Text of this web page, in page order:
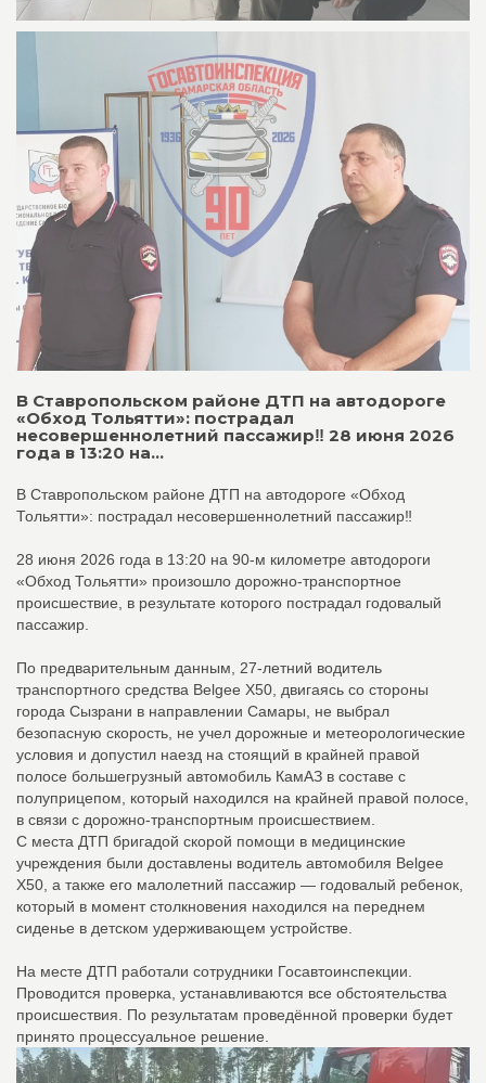
В Ставропольском районе ДТП на автодороге
«Обход Тольятти»: пострадал
несовершеннолетний пассажир‼️ 28 июня 2026
года в 13:20 на...
В Ставропольском районе ДТП на автодороге «Обход
Тольятти»: пострадал несовершеннолетний пассажир‼️
28 июня 2026 года в 13:20 на 90-м километре автодороги
«Обход Тольятти» произошло дорожно-транспортное
происшествие, в результате которого пострадал годовалый
пассажир.
По предварительным данным, 27-летний водитель
транспортного средства Belgee X50, двигаясь со стороны
города Сызрани в направлении Самары, не выбрал
безопасную скорость, не учел дорожные и метеорологические
условия и допустил наезд на стоящий в крайней правой
полосе большегрузный автомобиль КамАЗ в составе с
полуприцепом, который находился на крайней правой полосе,
в связи с дорожно-транспортным происшествием.
С места ДТП бригадой скорой помощи в медицинские
учреждения были доставлены водитель автомобиля Belgee
X50, а также его малолетний пассажир — годовалый ребенок,
который в момент столкновения находился на переднем
сиденье в детском удерживающем устройстве.
На месте ДТП работали сотрудники Госавтоинспекции.
Проводится проверка, устанавливаются все обстоятельства
происшествия. По результатам проведённой проверки будет
принято процессуальное решение.